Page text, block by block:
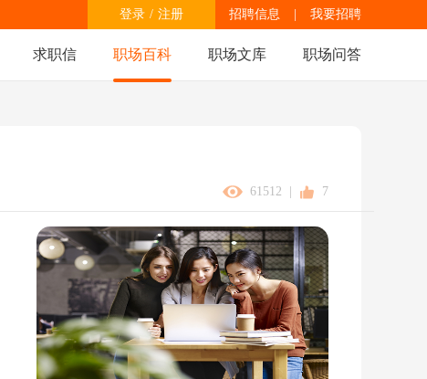
招聘信息 我要招聘
登录 / 注册
求职信 职场百科 职场文库 职场问答
61512 7